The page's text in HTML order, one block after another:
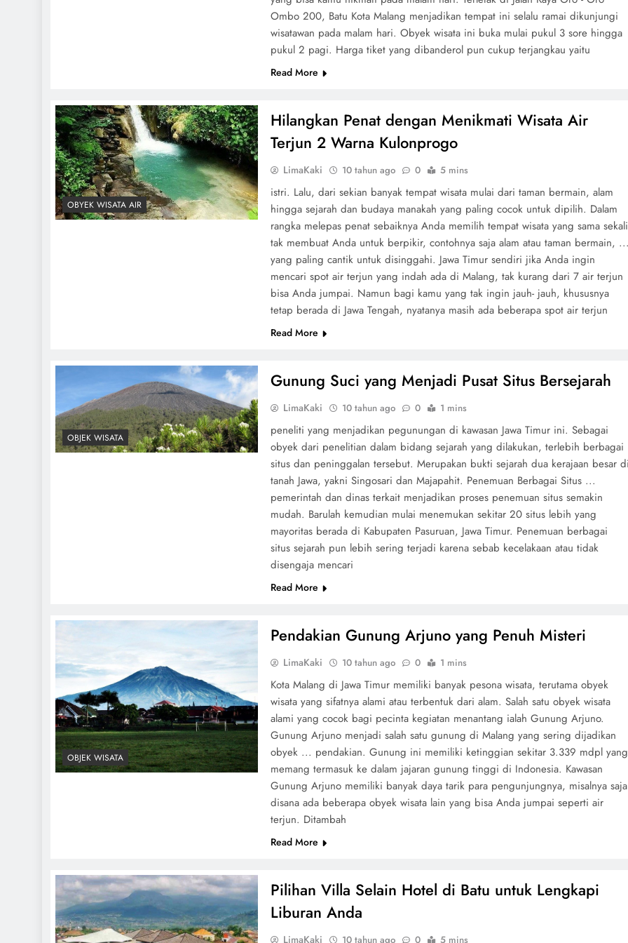
Ombo 200, Batu Kota Malang menjadikan tempat ini selalu ramai dikunjungi
wisatawan pada malam hari. Obyek wisata ini buka mulai pukul 3 sore hingga
pukul 2 pagi. Harga tiket yang dibanderol pun cukup terjangkau yaitu
Read More
OBYEK WISATA AIR
Hilangkan Penat dengan Menikmati Wisata Air
Terjun 2 Warna Kulonprogo
LimaKaki 10 tahun ago 0 5 mins
istri. Lalu, dari sekian banyak tempat wisata mulai dari taman bermain, alam
hingga sejarah dan budaya manakah yang paling cocok untuk dipilih. Dalam
rangka melepas penat sebaiknya Anda memilih tempat wisata yang sama sekali
tak membuat Anda untuk berpikir, contohnya saja alam atau taman bermain,
yang paling cantik untuk disinggahi. Jawa Timur sendiri jika Anda ingin
mencari spot air terjun yang indah ada di Malang, tak kurang dari 7 air terjun
bisa Anda jumpai. Namun bagi kamu yang tak ingin jauh- jauh, khususnya
tetap berada di Jawa Tengah, nyatanya masih ada beberapa spot air terjun
Read More
OBJEK WISATA
Gunung Suci yang Menjadi Pusat Situs Bersejarah
LimaKaki 10 tahun ago 0 1 mins
peneliti yang menjadikan pegunungan di kawasan Jawa Timur ini. Sebagai
obyek dari penelitian dalam bidang sejarah yang dilakukan, terlebih berbagai
situs dan peninggalan tersebut. Merupakan bukti sejarah dua kerajaan besar
tanah Jawa, yakni Singosari dan Majapahit. Penemuan Berbagai Situs ...
pemerintah dan dinas terkait menjadikan proses penemuan situs semakin
mudah. Barulah kemudian mulai menemukan sekitar 20 situs lebih yang
mayoritas berada di Kabupaten Pasuruan, Jawa Timur. Penemuan berbagai
situs sejarah pun lebih sering terjadi karena sebab kecelakaan atau tidak
disengaja mencari
Read More
OBJEK WISATA
Pendakian Gunung Arjuno yang Penuh Misteri
LimaKaki 10 tahun ago 0 1 mins
Kota Malang di Jawa Timur memiliki banyak pesona wisata, terutama obyek
wisata yang sifatnya alami atau terbentuk dari alam. Salah satu obyek wisata
alami yang cocok bagi pecinta kegiatan menantang ialah Gunung Arjuno.
Gunung Arjuno menjadi salah satu gunung di Malang yang sering dijadikan
obyek ... pendakian. Gunung ini memiliki ketinggian sekitar 3.339 mdpl yang
memang termasuk ke dalam jajaran gunung tinggi di Indonesia. Kawasan
Gunung Arjuno memiliki banyak daya tarik para pengunjungnya, misalnya saja
disana ada beberapa obyek wisata lain yang bisa Anda jumpai seperti air
terjun. Ditambah
Read More
Pilihan Villa Selain Hotel di Batu untuk Lengkapi
Liburan Anda
LimaKaki 10 tahun ago 0 5 mins